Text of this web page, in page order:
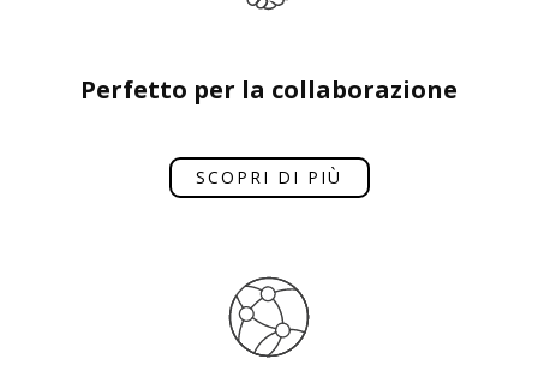
Perfetto per la collaborazione
SCOPRI DI PIÙ